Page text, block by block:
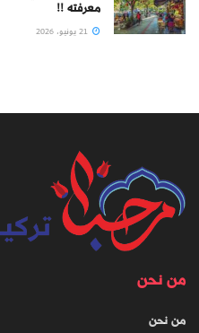
معرفته !!
من نحن
من نحن